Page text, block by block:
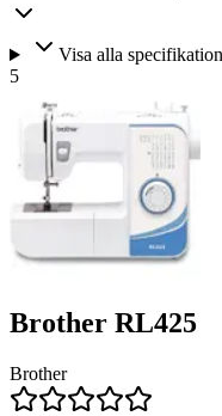
Visa alla
5
Brother RL425
Brother